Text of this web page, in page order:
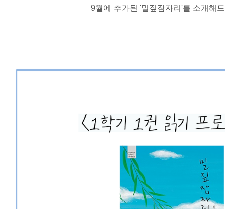
9월에 추가된 '밀짚잠자리'를 소개해